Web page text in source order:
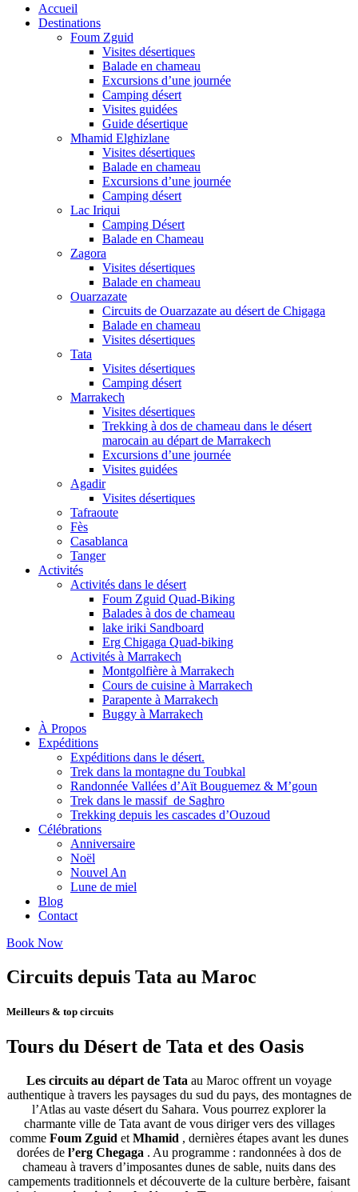
Accueil
Destinations
Foum Zguid
Visites désertiques
Balade en chameau
Excursions d’une journée
Camping désert
Visites guidées
Guide désertique
Mhamid Elghizlane
Visites désertiques
Balade en chameau
Excursions d’une journée
Camping désert
Lac Iriqui
Camping Désert
Balade en Chameau
Zagora
Visites désertiques
Balade en chameau
Ouarzazate
Circuits de Ouarzazate au désert de Chigaga
Balade en chameau
Visites désertiques
Tata
Visites désertiques
Camping désert
Marrakech
Visites désertiques
Trekking à dos de chameau dans le désert
marocain au départ de Marrakech
Excursions d’une journée
Visites guidées
Agadir
Visites désertiques
Tafraoute
Fès
Casablanca
Tanger
Activités
Activités dans le désert
Foum Zguid Quad-Biking
Balades à dos de chameau
lake iriki Sandboard
Erg Chigaga Quad-biking
Activités à Marrakech
Montgolfière à Marrakech
Cours de cuisine à Marrakech
Parapente à Marrakech
Buggy à Marrakech
À Propos
Expéditions
Expéditions dans le désert.
Trek dans la montagne du Toubkal
Randonnée Vallées d’Aït Bouguemez & M’goun
Trek dans le massif de Saghro
Trekking depuis les cascades d’Ouzoud
Célébrations
Anniversaire
Noël
Nouvel An
Lune de miel
Blog
Contact
Book Now
Circuits depuis Tata au Maroc
Meilleurs & top circuits
Tours du Désert de Tata et des Oasis
Les circuits au départ de Tata au Maroc offrent un voyage
authentique à travers les paysages du sud du pays, des montagnes de
l’Atlas au vaste désert du Sahara. Vous pourrez explorer la
charmante ville de Tata avant de vous diriger vers des villages
comme Foum Zguid et Mhamid , dernières étapes avant les dunes
dorées de l’erg Chegaga . Au programme : randonnées à dos de
chameau à travers d’imposantes dunes de sable, nuits dans des
campements traditionnels et découverte de la culture berbère, faisant